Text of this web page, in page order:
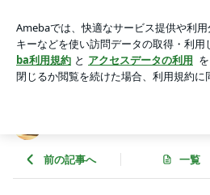
アプリをダウンロードして ブログの更
ょう。
前の記事へ 一覧